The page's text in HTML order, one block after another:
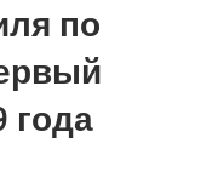
по
года